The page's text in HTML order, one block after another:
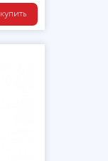
купить